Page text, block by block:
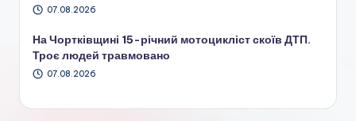
07.08.2026
На Чортківщині 15-річний мотоцикліст скоїв ДТП.
Троє людей травмовано
07.08.2026